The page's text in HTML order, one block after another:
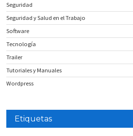
Seguridad
Seguridad y Salud en el Trabajo
Software
Tecnología
Trailer
Tutoriales y Manuales
Wordpress
Etiquetas